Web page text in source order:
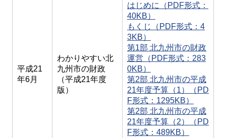
平成21
年6月
わかりやすい北
九州市の財政
（平成21年度
版）
はじめに（PDF形式：
40KB）
もくじ（PDF形式：4
3KB）
第1部 北九州市の財政
運営（PDF形式：283
0KB）
第2部 北九州市の平成
21年度予算（1）（PD
F形式：1295KB）
第2部 北九州市の平成
21年度予算（2）（PD
F形式：489KB）